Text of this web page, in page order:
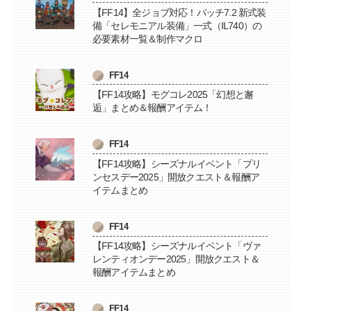
【FF14】全ジョブ対応！パッチ7.2 新式装
備「セレモニアル装備」一式（IL740）の
必要素材一覧＆制作マクロ
FF14
【FF14攻略】モグコレ2025「幻想と邂
逅」まとめ＆報酬アイテム！
FF14
【FF14攻略】シーズナルイベント「プリ
ンセスデー2025」開放クエスト＆報酬ア
イテムまとめ
FF14
【FF14攻略】シーズナルイベント「ヴァ
レンティオンデー2025」開放クエスト＆
報酬アイテムまとめ